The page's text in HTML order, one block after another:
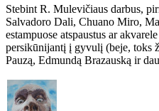
Stebint R. Mulevičiaus darbus,
Salvadoro Dali, Chuano Miro,
estampuose atspaustus ar
persikūnijantį į gyvulį (beje, toks
Pauzą, Edmundą Brazauską ir